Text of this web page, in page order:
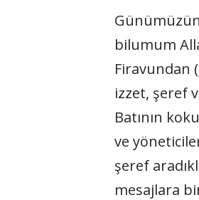
bilumum
Firavundan
izzet, şeref
Batının
ve
şeref
mesajlara